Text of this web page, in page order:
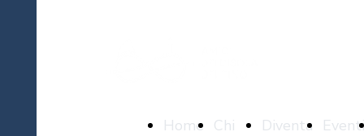
Home Chi Diventa Eventi